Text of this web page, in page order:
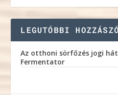
LEGUTÓBBI
Az otthoni sörfőzés jogi
Fermentator